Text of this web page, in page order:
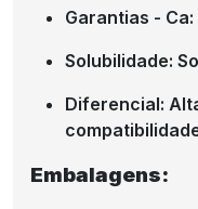
Garantias -
Solubilidade:
Diferencial:
Embalagens: